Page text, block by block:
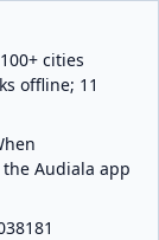
cities
offline; 11
Audiala app